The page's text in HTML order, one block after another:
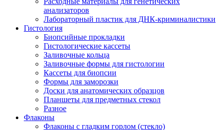
анализаторов
Лабораторный пластик для ДНК-криминалистики
Гистология
Биопсийные прокладки
Гистологические кассеты
Заливочные кольца
Заливочные формы для гистологии
Кассеты для биопсии
Формы для заморозки
Доски для анатомических образцов
Планшеты для предметных стекол
Разное
Флаконы
Флаконы с гладким горлом (стекло)